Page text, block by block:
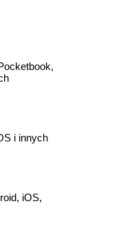
i innych
iOS,